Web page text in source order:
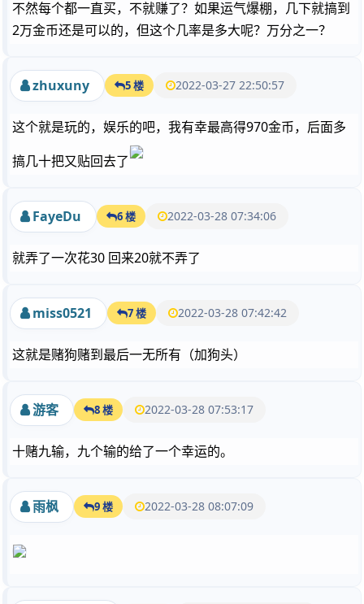
不然每个都一直买，不就赚了？如果运气爆棚，几下就搞到
2万金币还是可以的，但这个几率是多大呢？万分之一？
zhuxuny 5 楼 2022-03-27 22:50:57
这个就是玩的，娱乐的吧，我有幸最高得970金币，后面多
搞几十把又贴回去了
FayeDu 6 楼 2022-03-28 07:34:06
就弄了一次花30 回来20就不弄了
miss0521 7 楼 2022-03-28 07:42:42
这就是赌狗赌到最后一无所有（加狗头）
游客 8 楼 2022-03-28 07:53:17
十赌九输，九个输的给了一个幸运的。
雨枫 9 楼 2022-03-28 08:07:09